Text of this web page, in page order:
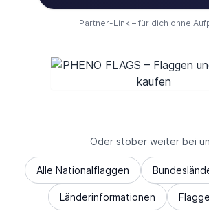
Partner-Link – für dich ohne
Oder stöber weiter bei
Alle Nationalflaggen
Länderinformationen